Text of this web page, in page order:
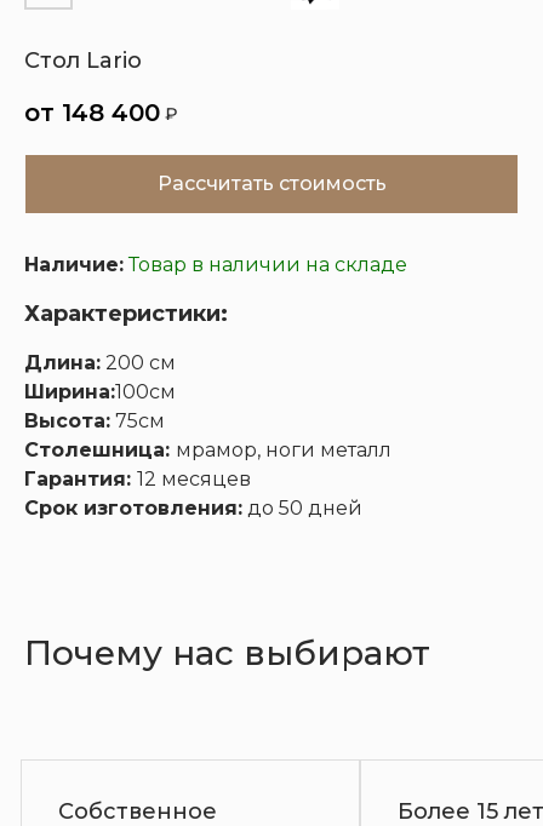
Кухни
Стол Lario
148 400 ₽
Рассчитать стоимость
Наличие: Товар в наличии на складе
Характеристики:
Длина: 200 см
Ширина:100см
Высота: 75см
Столешница: мрамор, ноги металл
Гарантия: 12 месяцев
Срок изготовления: до 50 дней
Почему нас выбирают
Более 15 лет на рынке